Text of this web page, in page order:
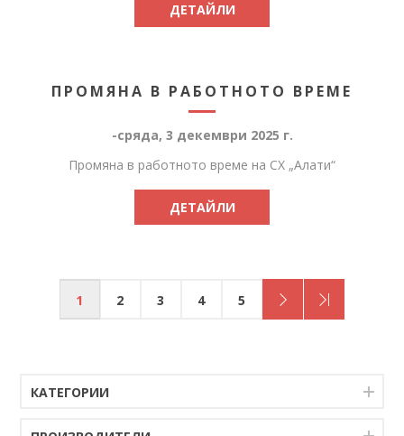
ДЕТАЙЛИ
ПРОМЯНА В РАБОТНОТО ВРЕМЕ
-сряда, 3 декември 2025 г.
Промяна в работното време на СХ „Алати“
ДЕТАЙЛИ
1 2 3 4 5
КАТЕГОРИИ